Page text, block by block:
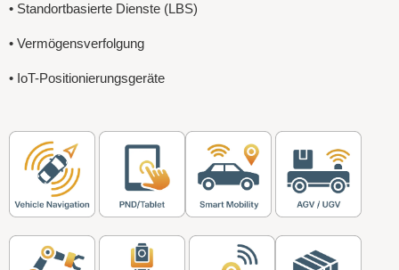
• Standortbasierte Dienste (LBS)
• Vermögensverfolgung
• IoT-Positionierungsgeräte